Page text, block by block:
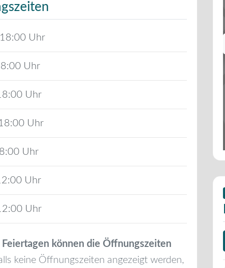
Feiertagen können die Öffnungszeiten
keine Öffnungszeiten angezeigt werden,